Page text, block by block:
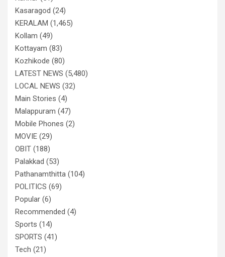
Kasaragod (24)
KERALAM (1,465)
Kollam (49)
Kottayam (83)
Kozhikode (80)
LATEST NEWS (5,480)
LOCAL NEWS (32)
Main Stories (4)
Malappuram (47)
Mobile Phones (2)
MOVIE (29)
OBIT (188)
Palakkad (53)
Pathanamthitta (104)
POLITICS (69)
Popular (6)
Recommended (4)
Sports (14)
SPORTS (41)
Tech (21)